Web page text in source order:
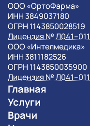
OOO «ОртоФарма»
ИНН 3849037180
ОГРН 1143850028519
Лицензия №
OOO «Интелмедика»
ИНН 3811182526
ОГРН 1143850035900
Лицензия №
Главная
Услуги
Врачи